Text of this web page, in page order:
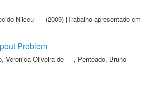
Nilceu
(2009) [Trabalho apresentado em
Problem
Veronica Oliveira de , Penteado, Bruno